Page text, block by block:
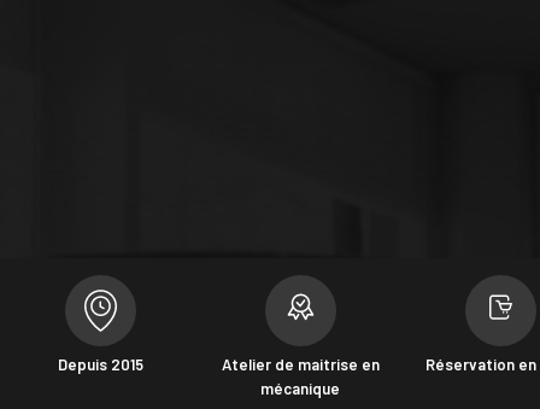
Depuis 2015
Atelier de maitrise en
mécanique
Réservation en